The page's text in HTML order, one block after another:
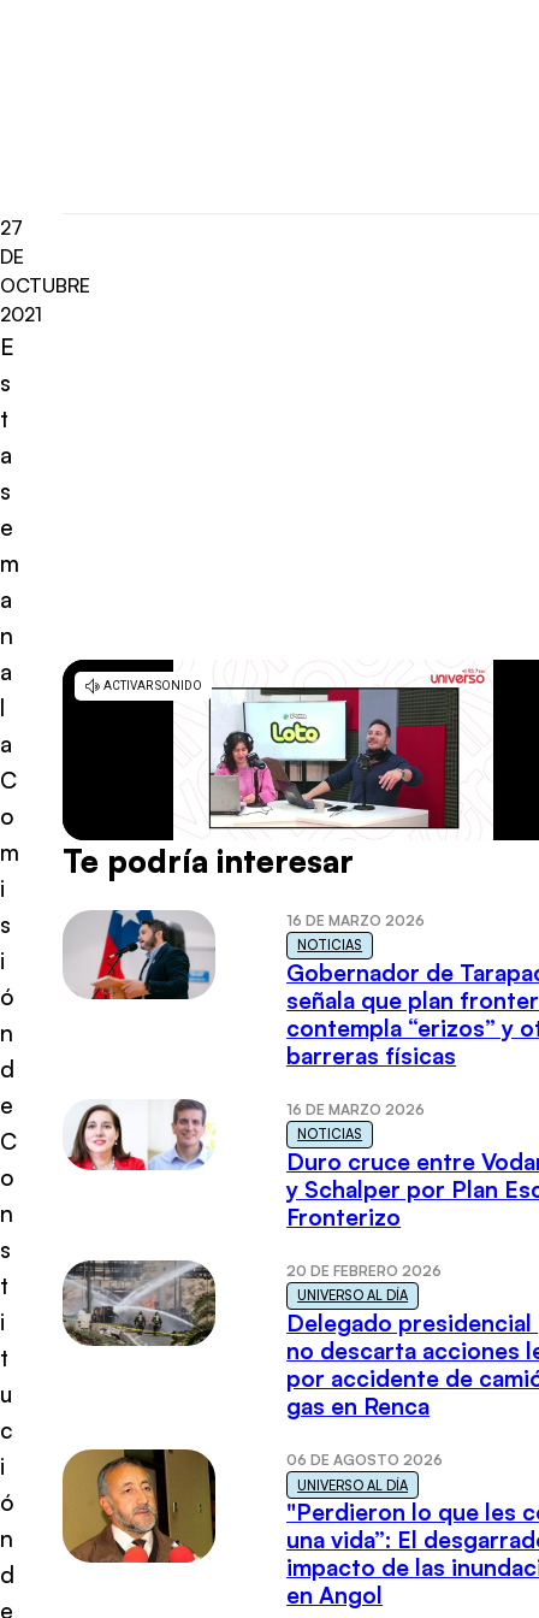
27
DE
OCTUBRE
2021
E
s
t
a
s
e
m
a
n
a
l
a
C
o
m
i
s
i
ó
n
d
e
C
o
n
s
t
i
t
u
c
i
ó
n
d
e
Te podría interesar
16 DE MARZO 2026
NOTICIAS
Gobernador de
señala que plan
contempla “erizos” y
barreras físicas
16 DE MARZO 2026
NOTICIAS
Duro cruce entre
y Schalper por Plan
Fronterizo
20 DE FEBRERO 2026
UNIVERSO AL DÍA
Delegado presidencial
no descarta acciones
por accidente de
gas en Renca
06 DE AGOSTO 2026
UNIVERSO AL DÍA
"Perdieron lo que les
una vida”: El
impacto de las
en Angol